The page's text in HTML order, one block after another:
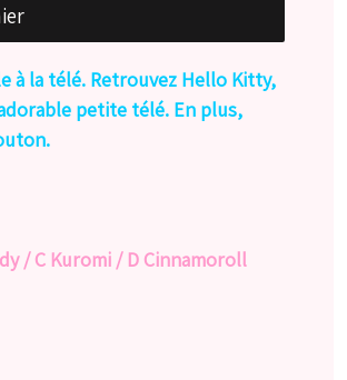
à la télé. Retrouvez Hello Kitty,
petite télé. En plus,
/ C Kuromi / D Cinnamoroll